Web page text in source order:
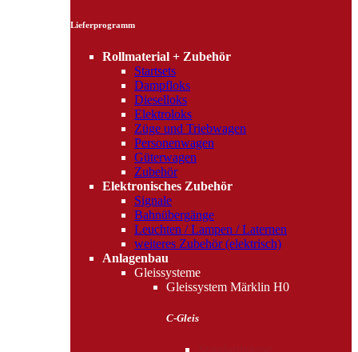
Lieferprogramm
Rollmaterial + Zubehör
Startsets
Dampfloks
Dieselloks
Elektroloks
Züge und Triebwagen
Personenwagen
Güterwagen
Zubehör
Elektronisches Zubehör
Signale
Bahnübergänge
Leuchten / Lampen / Laternen
weiteres Zubehör (elektrisch)
Anlagenbau
Gleissysteme
Gleissystem Märklin H0
C-Gleis